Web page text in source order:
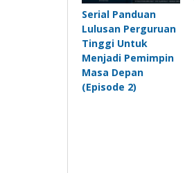
Serial Panduan
Lulusan Perguruan
Tinggi Untuk
Menjadi Pemimpin
Masa Depan
(Episode 2)